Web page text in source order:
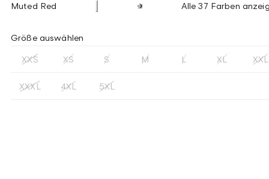
Muted Red Alle 37 Farben
Größe auswählen
XXS XS S M L XL XXL
XXXL 4XL 5XL